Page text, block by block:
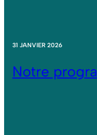
31 JANVIER 2026
Notre